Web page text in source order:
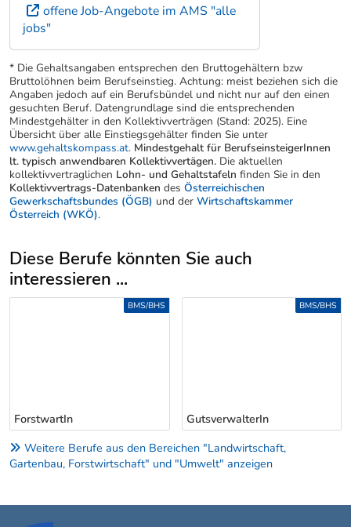
offene Job-Angebote im AMS "alle
jobs"
* Die Gehaltsangaben entsprechen den Bruttogehältern bzw
Bruttolöhnen beim Berufseinstieg. Achtung: meist beziehen sich die
Angaben jedoch auf ein Berufsbündel und nicht nur auf den einen
gesuchten Beruf. Datengrundlage sind die entsprechenden
Mindestgehälter in den Kollektivverträgen (Stand: 2025). Eine
Übersicht über alle Einstiegsgehälter finden Sie unter
www.gehaltskompass.at. Mindestgehalt für BerufseinsteigerInnen
lt. typisch anwendbaren Kollektivvertägen. Die aktuellen
kollektivvertraglichen Lohn- und Gehaltstafeln finden Sie in den
Kollektivvertrags-Datenbanken des Österreichischen
Gewerkschaftsbundes (ÖGB) und der Wirtschaftskammer
Österreich (WKÖ).
Diese Berufe könnten Sie auch
interessieren ...
Uber weitere Berufsvorschläge
ForstwartIn
BMS/BHS
GutsverwalterIn
BMS/BHS
Weitere Berufe aus den Bereichen "Landwirtschaft,
Gartenbau, Forstwirtschaft" und "Umwelt" anzeigen